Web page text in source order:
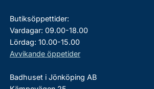
Butiksöppettider:
Vardagar: 09.00-18.00
Lördag: 10.00-15.00
Avvikande öppetider
Badhuset i Jönköping AB